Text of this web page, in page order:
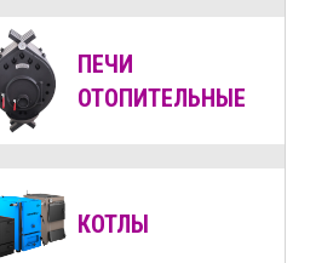
ПЕЧИ
ОТОПИТЕЛЬНЫЕ
КОТЛЫ